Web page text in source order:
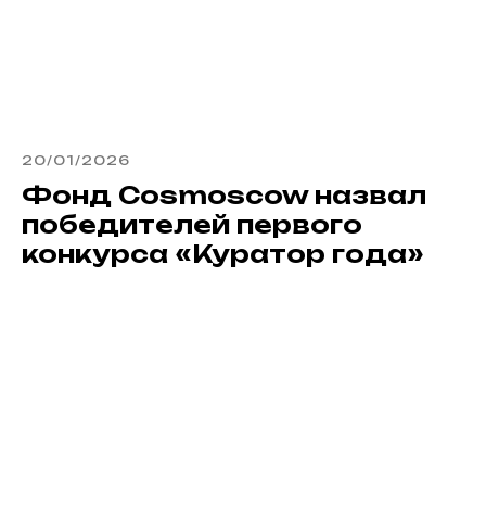
20/01/2026
Фонд Cosmoscow назвал
победителей первого
конкурса «Куратор года»